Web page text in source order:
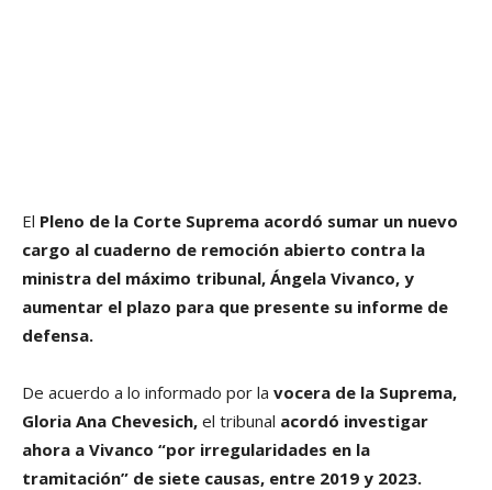
El Pleno de la Corte Suprema acordó sumar un nuevo
cargo al cuaderno de remoción abierto contra la
ministra del máximo tribunal, Ángela Vivanco, y
aumentar el plazo para que presente su informe de
defensa.
De acuerdo a lo informado por la vocera de la Suprema,
Gloria Ana Chevesich, el tribunal acordó investigar
ahora a Vivanco “por irregularidades en la
tramitación” de siete causas, entre 2019 y 2023.